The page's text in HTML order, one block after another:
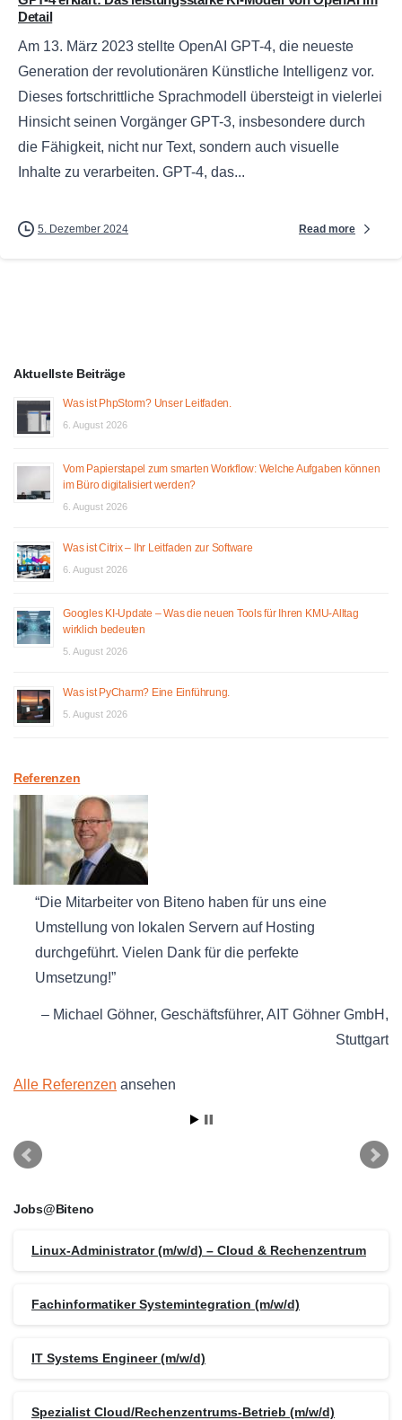
Detail
Am 13. März 2023 stellte OpenAI GPT-4, die neueste
Generation der revolutionären Künstliche Intelligenz vor.
Dieses fortschrittliche Sprachmodell übersteigt in vielerlei
Hinsicht seinen Vorgänger GPT-3, insbesondere durch
die Fähigkeit, nicht nur Text, sondern auch visuelle
Inhalte zu verarbeiten. GPT-4, das...
5. Dezember 2024 Read more
Aktuellste Beiträge
Was ist PhpStorm? Unser Leitfaden.
6. August 2026
Vom Papierstapel zum smarten Workflow: Welche Aufgaben können
im Büro digitalisiert werden?
6. August 2026
Was ist Citrix – Ihr Leitfaden zur Software
6. August 2026
Googles KI-Update – Was die neuen Tools für Ihren KMU-Alltag
wirklich bedeuten
5. August 2026
Was ist PyCharm? Eine Einführung.
5. August 2026
Referenzen
Die Mitarbeiter von Biteno haben für uns eine
Umstellung von lokalen Servern auf Hosting
durchgeführt. Vielen Dank für die perfekte
Umsetzung!
Michael Göhner Geschäftsführer AIT Göhner GmbH
Stuttgart
Alle Referenzen ansehen
Jobs@Biteno
Linux-Administrator (m/w/d) – Cloud & Rechenzentrum
Fachinformatiker Systemintegration (m/w/d)
IT Systems Engineer (m/w/d)
Spezialist Cloud/Rechenzentrums-Betrieb (m/w/d)